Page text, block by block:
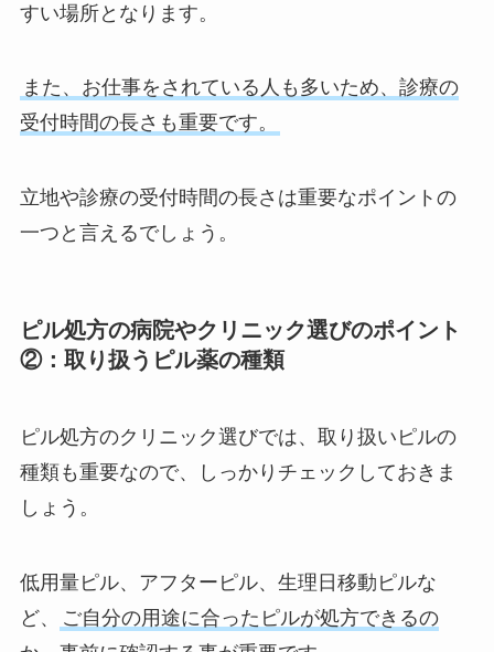
すい場所となります。
また、お仕事をされている人も多いため、診療の
受付時間の長さも重要です。
立地や診療の受付時間の長さは重要なポイントの
一つと言えるでしょう。
ピル処方の病院やクリニック選びのポイント
②：取り扱うピル薬の種類
ピル処方のクリニック選びでは、取り扱いピルの
種類も重要なので、しっかりチェックしておきま
しょう。
低用量ピル、アフターピル、生理日移動ピルな
ど、
ご自分の用途に合ったピルが処方できるの